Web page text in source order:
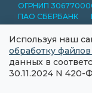
ОГРНИП
ПАО СБЕРБАНК
Представленная
характер и не
Информация на
Для назначения
Используя наш
обработку
данных в
30.11.2024 N 420-